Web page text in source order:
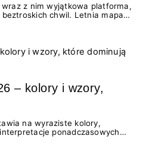
z nim wyjątkowa platforma,
chwil. Letnia mapa
wyjazdów, przez
i kolekcjonowanie
coś absolutnie
oraz dawkę
– kolory i wzory,
na wyraziste kolory,
ponadczasowych
inspirowanych wakacjami, jak